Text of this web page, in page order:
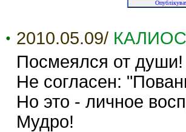
2010.05.09/
Посмеялся от души!
Не согласен:
Но это - личное
Мудро!